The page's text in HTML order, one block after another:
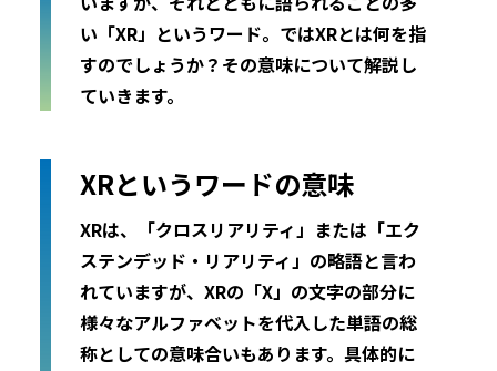
い「XR」というワード。ではXRとは何を指
すのでしょうか？その意味について解説し
ていきます。
XRというワードの意味
XRは、「クロスリアリティ」または「エク
ステンデッド・リアリティ」の略語と言わ
れていますが、XRの「X」の文字の部分に
様々なアルファベットを代入した単語の総
称としての意味合いもあります。具体的に